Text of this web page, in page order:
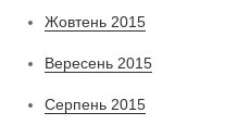
Жовтень 2015
Вересень 2015
Серпень 2015